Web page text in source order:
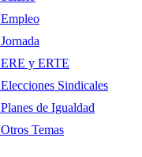
Empleo
Jornada
ERE y ERTE
Elecciones Sindicales
Planes de Igualdad
Otros Temas